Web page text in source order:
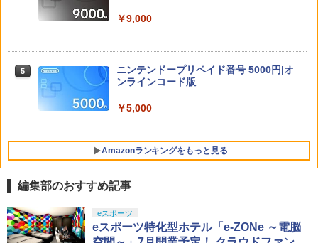
期購入封入特典】DLC)
5
【特典】Starsand Island（スターサン
典】DLCチラシ【白いスポーツカー】)
【中古】ワイヤレスコントローラー (DU
￥3,720
【中古】【Blu−ray】交響詩篇エウレカ
セブン Blu−ray BOX 1 初回限定生
産 ブックレット付 / 京田知己【監督】
￥5,423
￥9,000
5
ニンテンドープリペイド番号 5000円|オ
ンラインコード版
￥5,000
Amazonランキングをもっと見る
1
PlayStation 5 デジタル・エディション
日本語専用 Console Language: Japan
ese only (CFI-2200B01)
1
【純正品】Xbox ワイヤレス コントロー
ラー + USB-C® ケーブル
1
劇場版「鬼滅の刃」無限城編 第一章 猗
窩座再来 通常版 [Blu-ray]
編集部のおすすめ記事
eスポーツ
eスポーツ特化型ホテル「e-ZONe ～電脳